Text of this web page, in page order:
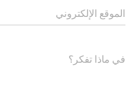
الموقع الإلكتروني
في ماذا تفكر؟